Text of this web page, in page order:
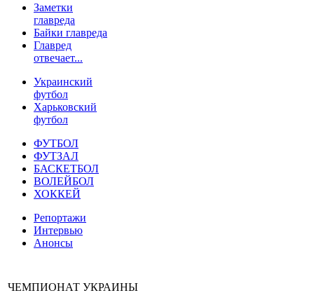
Заметки
главреда
Байки главреда
Главред
отвечает...
Украинский
футбол
Харьковский
футбол
ФУТБОЛ
ФУТЗАЛ
БАСКЕТБОЛ
ВОЛЕЙБОЛ
ХОККЕЙ
Репортажи
Интервью
Анонсы
ЧЕМПИОНАТ УКРАИНЫ